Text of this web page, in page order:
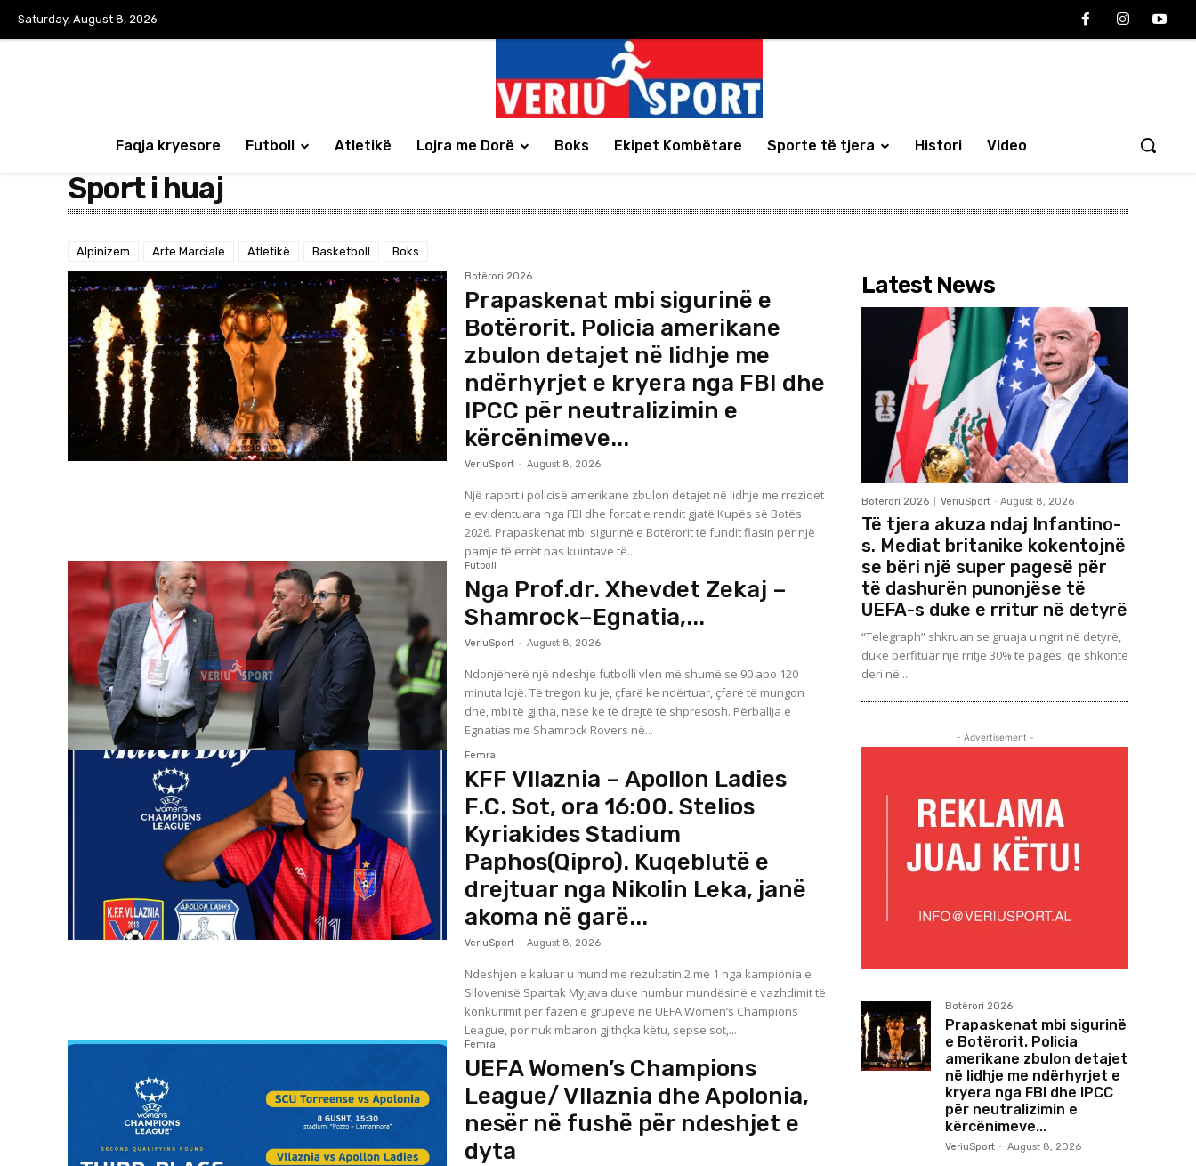
Saturday, August 8, 2026
Faqja kryesore Futboll Atletikë Lojra me Dorë Boks Ekipet Kombëtare Sporte të tjera Histori Video
Sport i huaj
Alpinizem Arte Marciale Atletikë Basketboll Boks
Botërori 2026
Prapaskenat mbi sigurinë e
Botërorit. Policia amerikane
zbulon detajet në lidhje me
ndërhyrjet e kryera nga FBI dhe
IPCC për neutralizimin e
kërcënimeve...
VeriuSport - August 8, 2026
Një raport i policisë amerikane zbulon detajet në lidhje me rreziqet
e evidentuara nga FBI dhe forcat e rendit gjatë Kupës së Botës
2026. Prapaskenat mbi sigurinë e Botërorit të fundit flasin për një
pamje të errët pas kuintave të...
Futboll
Nga Prof.dr. Xhevdet Zekaj –
Shamrock–Egnatia,...
VeriuSport - August 8, 2026
Ndonjëherë një ndeshje futbolli vlen më shumë se 90 apo 120
minuta lojë. Të tregon ku je, çfarë ke ndërtuar, çfarë të mungon
dhe, mbi të gjitha, nëse ke të drejtë të shpresosh. Përballja e
Egnatias me Shamrock Rovers në...
Femra
KFF Vllaznia – Apollon Ladies
F.C. Sot, ora 16:00. Stelios
Kyriakides Stadium
Paphos(Qipro). Kuqeblutë e
drejtuar nga Nikolin Leka, janë
akoma në garë...
VeriuSport - August 8, 2026
Ndeshjen e kaluar u mund me rezultatin 2 me 1 nga kampionia e
Sllovenisë Spartak Myjava duke humbur mundësinë e vazhdimit të
konkurimit për fazën e grupeve në UEFA Women’s Champions
League, por nuk mbaron gjithçka këtu, sepse sot,...
Femra
UEFA Women’s Champions
League/ Vllaznia dhe Apolonia,
nesër në fushë për ndeshjet e
dyta
Latest News
Botërori 2026 VeriuSport - August 8, 2026
Të tjera akuza ndaj Infantino-
s. Mediat britanike kokentojnë
se bëri një super pagesë për
të dashurën punonjëse të
UEFA-s duke e rritur në detyrë
“Telegraph” shkruan se gruaja u ngrit në detyrë,
duke përfituar një rritje 30% të pagës, që shkonte
deri në...
- Advertisement -
Botërori 2026
Prapaskenat mbi sigurinë
e Botërorit. Policia
amerikane zbulon detajet
në lidhje me ndërhyrjet e
kryera nga FBI dhe IPCC
për neutralizimin e
kërcënimeve...
VeriuSport - August 8, 2026